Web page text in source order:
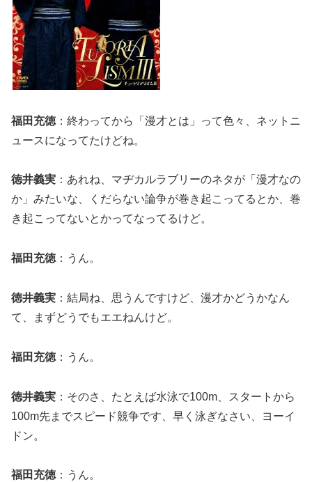
福田充徳：終わってから「漫才とは」って色々、ネットニ
ュースになってたけどね。
徳井義実 ：あれね、マヂカルラブリーのネタが「漫才なの
か」みたいな、くだらない論争が巻き起こってるとか、巻
き起こってないとかってなってるけど。
福田充徳：うん。
徳井義実 ：結局ね、思うんですけど、漫才かどうかなん
て、まずどうでもエエねんけど。
福田充徳：うん。
徳井義実 ：そのさ、たとえば水泳で100m、スタートから
100m先までスピード競争です、早く泳ぎなさい、ヨーイ
ドン。
福田充徳：うん。